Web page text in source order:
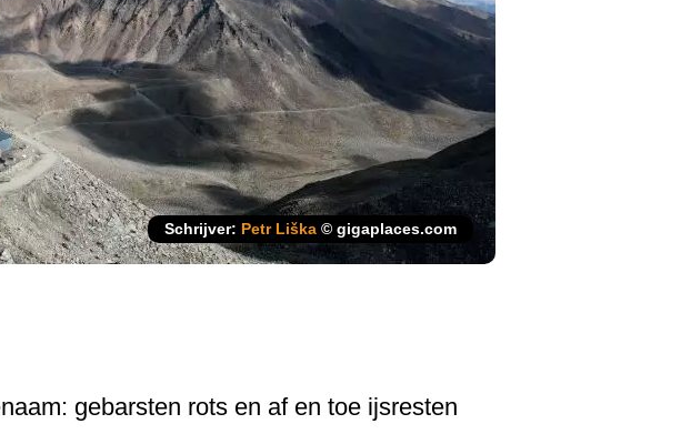
Schrijver: Petr Liška © gigaplaces.com
gebarsten rots en af en toe ijsresten